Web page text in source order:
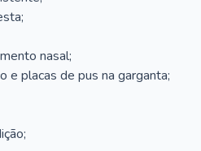
nasal;
e placas de pus na garganta;